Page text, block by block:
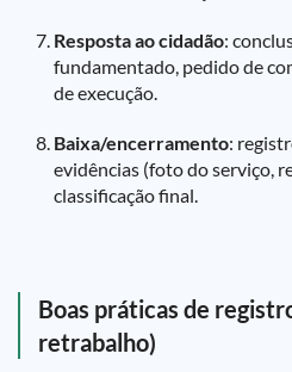
Resposta ao cidadão:
fundamentado, pedido de
de execução.
Baixa/encerramento:
evidências (foto do serviço,
classificação final.
Boas práticas de
retrabalho)